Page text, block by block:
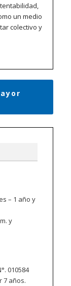
un medio
colectivo y
– 1 año y
y
010584
7 años.